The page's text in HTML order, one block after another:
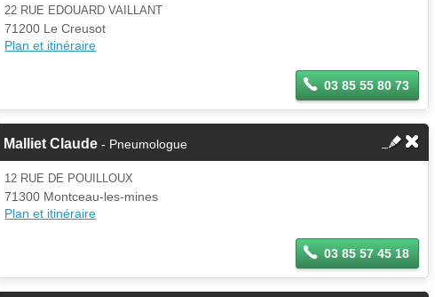
22 RUE EDOUARD VAILLANT
71200 Le Creusot
Plan et itinéraire
03 85 55 80 73
Malliet Claude - Pneumologue
12 RUE DE POUILLOUX
71300 Montceau-les-mines
Plan et itinéraire
03 85 57 45 18